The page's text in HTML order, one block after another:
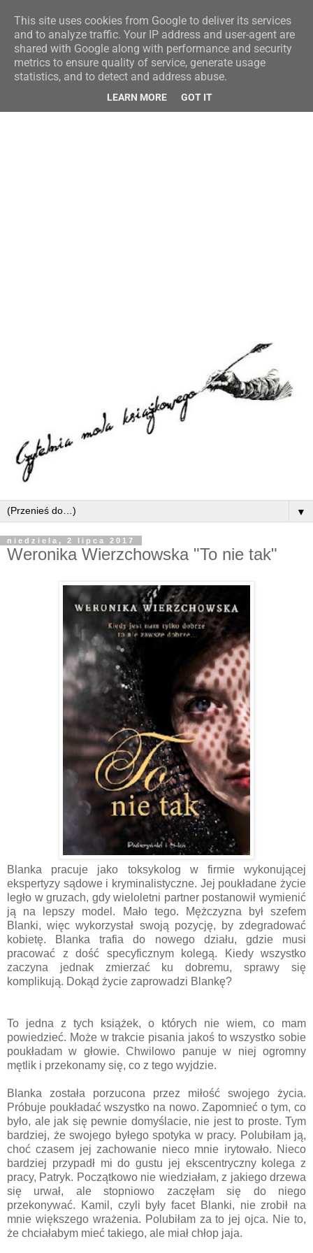
▼
niedziela, 2 lipca 2017
Weronika Wierzchowska "To nie tak"
Blanka pracuje jako toksykolog w firmie wykonującej
ekspertyzy sądowe i kryminalistyczne. Jej poukładane życie
legło w gruzach, gdy wieloletni partner postanowił wymienić
ją na lepszy model. Mało tego. Mężczyzna był szefem
Blanki, więc wykorzystał swoją pozycję, by zdegradować
kobietę. Blanka trafia do nowego działu, gdzie musi
pracować z dość specyficznym kolegą. Kiedy wszystko
zaczyna jednak zmierzać ku dobremu, sprawy się
komplikują. Dokąd życie zaprowadzi Blankę?
To jedna z tych książek, o których nie wiem, co mam
powiedzieć. Może w trakcie pisania jakoś to wszystko sobie
poukładam w głowie. Chwilowo panuje w niej ogromny
mętlik i przekonamy się, co z tego wyjdzie.
Blanka została porzucona przez miłość swojego życia.
Próbuje poukładać wszystko na nowo. Zapomnieć o tym, co
było, ale jak się pewnie domyślacie, nie jest to proste. Tym
bardziej, że swojego byłego spotyka w pracy. Polubiłam ją,
choć czasem jej zachowanie nieco mnie irytowało. Nieco
bardziej przypadł mi do gustu jej ekscentryczny kolega z
pracy, Patryk. Początkowo nie wiedziałam, z jakiego drzewa
się urwał, ale stopniowo zaczęłam się do niego
przekonywać. Kamil, czyli były facet Blanki, nie zrobił na
mnie większego wrażenia. Polubiłam za to jej ojca. Nie to,
że chciałabym mieć takiego, ale miał chłop jaja.
This site uses cookies from Google to deliver its services
and to analyze traffic. Your IP address and user-agent are
shared with Google along with performance and security
metrics to ensure quality of service, generate usage
statistics, and to detect and address abuse.
LEARN MORE GOT IT